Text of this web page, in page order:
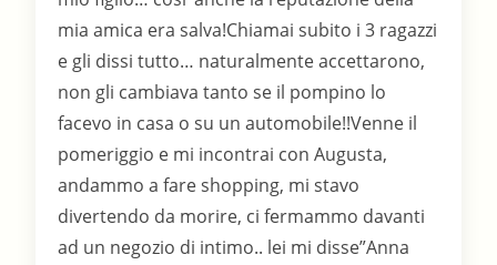
mia amica era salva!Chiamai subito i 3 ragazzi
e gli dissi tutto… naturalmente accettarono,
non gli cambiava tanto se il pompino lo
facevo in casa o su un automobile!!Venne il
pomeriggio e mi incontrai con Augusta,
andammo a fare shopping, mi stavo
divertendo da morire, ci fermammo davanti
ad un negozio di intimo.. lei mi disse”Anna